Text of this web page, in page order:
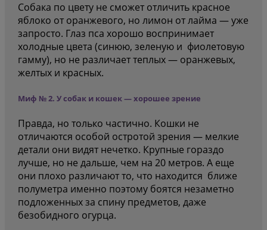
Собака по цвету не сможет отличить красное
яблоко от оранжевого, но лимон от лайма — уже
запросто. Глаз пса хорошо воспринимает
холодные цвета (синюю, зеленую и фиолетовую
гамму), но не различает теплых — оранжевых,
желтых и красных.
Миф № 2. У собак и кошек — хорошее зрение
Правда, но только частично. Кошки не
отличаются особой остротой зрения — мелкие
детали они видят нечетко. Крупные гораздо
лучше, но не дальше, чем на 20 метров. А еще
они плохо различают то, что находится ближе
полуметра именно поэтому боятся незаметно
подложенных за спину предметов, даже
безобидного огурца.